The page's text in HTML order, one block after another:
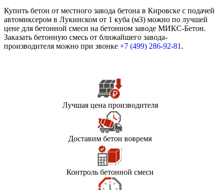
Купить бетон от местного завода бетона в Кировске с подачей
автомиксером в Лукинском от 1 куба (м3) можно по лучшей
цене для бетонной смеси на бетонном заводе МИКС-Бетон.
Заказать бетонную смесь от ближайшего завода-
производителя можно при звонке +7 (499) 286-92-81 .
Лучшая цена производителя
Доставим бетон вовремя
Контроль бетонной смеси